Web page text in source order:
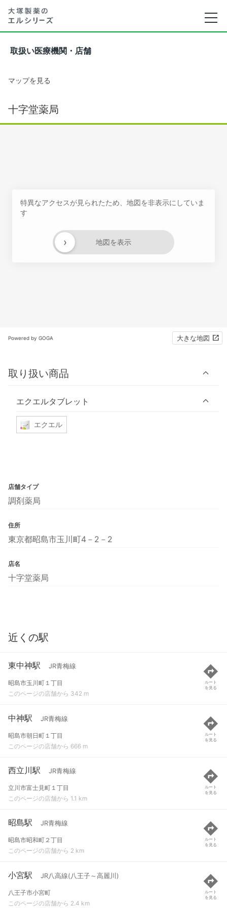
取扱い医療機関・店舗
マップを見る
十字堂薬局
特異なアクセスが見られたため、地図を非表示にしていま
す
地図を表示
›
Powered by GOGA 大きな地図
取り扱い商品
エクエルタブレット
エクエル
店舗タイプ
調剤薬局
住所
東京都昭島市玉川町4－2－2
店名
十字堂薬局
近くの駅
東中神駅 JR青梅線
昭島市玉川町１丁目
このページの店舗から 342 m
ルート
を見る
中神駅 JR青梅線
昭島市朝日町１丁目
このページの店舗から 666 m
ルート
を見る
西立川駅 JR青梅線
立川市富士見町１丁目
このページの店舗から 1.1 km
ルート
を見る
昭島駅 JR青梅線
昭島市昭和町２丁目
このページの店舗から 2 km
ルート
を見る
小宮駅 JR八高線(八王子～高麗川)
八王子市小宮町
このページの店舗から 2.4 km
ルート
を見る